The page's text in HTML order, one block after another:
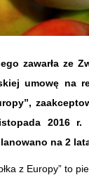
zawarła ze
umowę na
2016 r.
na 2
z Europy” to